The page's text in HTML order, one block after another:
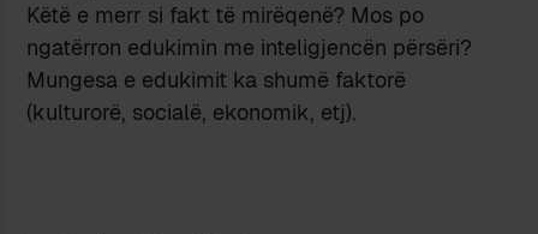
Këtë e merr si fakt të mirëqenë? Mos po
ngatërron edukimin me inteligjencën përsëri?
Mungesa e edukimit ka shumë faktorë
(kulturorë, socialë, ekonomik, etj).